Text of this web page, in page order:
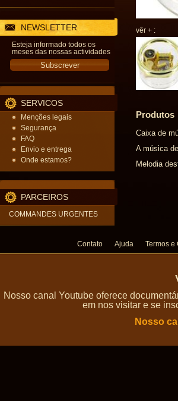
NEWSLETTER
Esteja informado todos os
meses das nossas actividades
SERVICOS
Menções legais
Segurança
FAQ
Envio e entrega
Onde estamos?
PARCEIROS
COMMANDES URGENTES
vêr + :
Produtos
Caixa de
A música
Melodia
Contato Ajuda Termos e
Nosso canal Youtube oferece
em nos visitar e se
Nosso